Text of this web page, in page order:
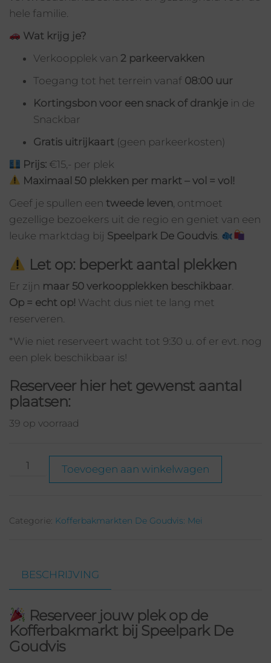
hele familie.
Wat krijg je?
Verkoopplek van 2 parkeervakken
Toegang tot het terrein vanaf 08:00 uur
Kortingsbon voor een snack of drankje in de
Snackbar
Gratis uitrijkaart (geen parkeerkosten)
Prijs: €15,- per plek
Maximaal 50 plekken per markt – vol = vol!
Geef je spullen een tweede leven , ontmoet
gezellige bezoekers uit de regio en geniet van een
leuke marktdag bij Speelpark De Goudvis
Let op: beperkt aantal plekken
Er zijn maar 50 verkoopplekken beschikbaar.
Op = echt op! Wacht dus niet te lang met
reserveren.
*Wie niet reserveert wacht tot 9:30 u. of er evt. nog
een plek beschikbaar is!
Reserveer hier het gewenst aantal
plaatsen:
39 op voorraad
Toevoegen aan winkelwagen
Categorie: Kofferbakmarkten De Goudvis: Mei
BESCHRIJVING
Reserveer jouw plek op de
Kofferbakmarkt bij Speelpark De
Goudvis